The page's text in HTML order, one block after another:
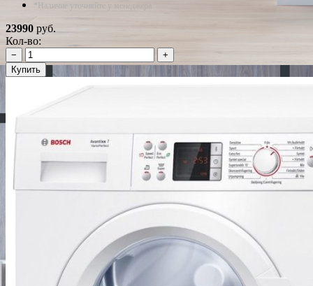
*Наличие уточняйте у менеджера
23990 руб.
Кол-во:
−
+
Купить